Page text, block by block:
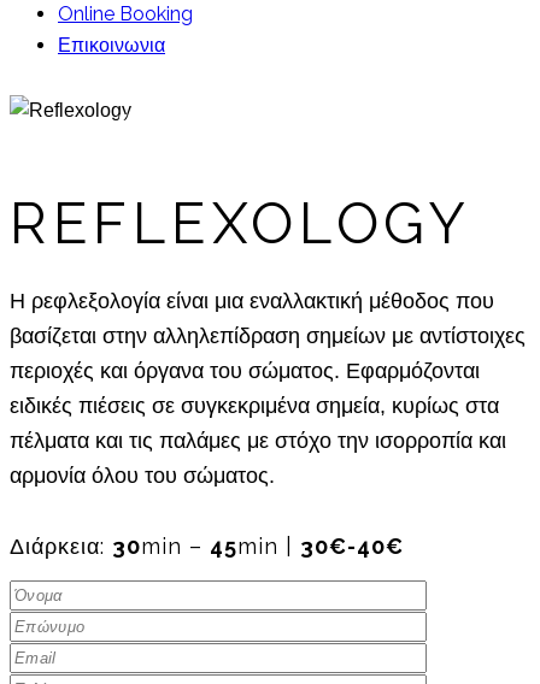
Online Booking
Επικοινωνια
Από 30€
REFLEXOLOGY
Η ρεφλεξολογία είναι μια εναλλακτική μέθοδος που
βασίζεται στην αλληλεπίδραση σημείων με αντίστοιχες
περιοχές και όργανα του σώματος. Εφαρμόζονται
ειδικές πιέσεις σε συγκεκριμένα σημεία, κυρίως στα
πέλματα και τις παλάμες με στόχο την ισορροπία και
αρμονία όλου του σώματος.
Διάρκεια: 30Min – 45Min | 30€-40€